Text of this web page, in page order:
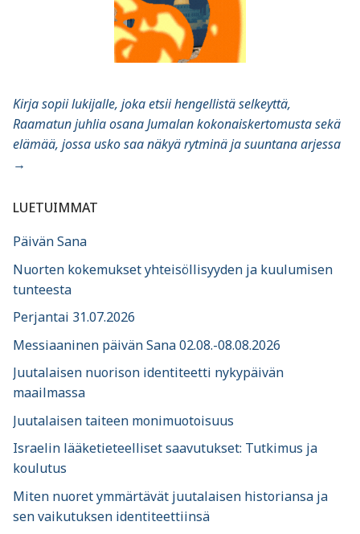
Kirja sopii lukijalle, joka etsii hengellistä selkeyttä,
Raamatun juhlia osana Jumalan kokonaiskertomusta sekä
elämää, jossa usko saa näkyä rytminä ja suuntana arjessa
→
LUETUIMMAT
Päivän Sana
Nuorten kokemukset yhteisöllisyyden ja kuulumisen
tunteesta
Perjantai 31.07.2026
Messiaaninen päivän Sana 02.08.-08.08.2026
Juutalaisen nuorison identiteetti nykypäivän
maailmassa
Juutalaisen taiteen monimuotoisuus
Israelin lääketieteelliset saavutukset: Tutkimus ja
koulutus
Miten nuoret ymmärtävät juutalaisen historiansa ja
sen vaikutuksen identiteettiinsä